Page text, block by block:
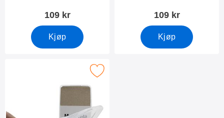
109 kr
Kjøp
109 kr
Kjøp
ultra Thin TPU Deksel Motorola Moto G85 som favoritt